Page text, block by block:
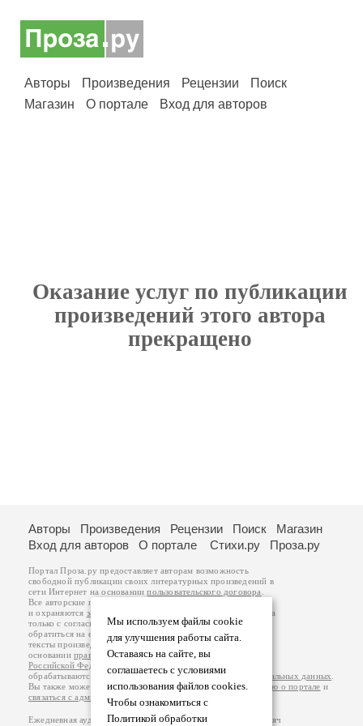
Авторы Произведения Рецензии
Поиск
Магазин
О портале Вход для авторов
Оказание услуг по публикации
произведений этого автора
прекращено
Мы используем файлы cookie
для улучшения работы сайта.
Оставаясь на сайте, вы
соглашаетесь с условиями
использования файлов cookies.
Чтобы ознакомиться с
Политикой обработки
Авторы Произведения Рецензии Поиск
Магазин
Вход для авторов
О портале Стихи.ру Проза.ру
Портал Проза.ру предоставляет авторам возможность
свободной публикации своих литературных произведений в
сети Интернет на основаниипользовательского договора
Все авторские права на произведения принадлежат авторам
и охраняются законом
. Перепечатка произведений возможна
только с согласия его автора, к которому вы можете
обратиться на его авторской странице. Ответственность за
тексты произведений авторы несут самостоятельно на
основанииправил публикацииизаконодательства
Российской Федерации
обрабатываются на основанииПолитики обработки персональных данных
Вы также можете посмотреть более подробнуюинформацию о портале и
связаться с администрацией
Ежедневная аудитория портала Проза.ру – порядка 100 тысяч